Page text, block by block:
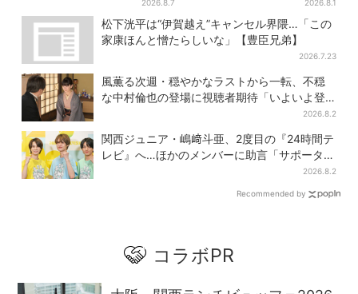
った」
2026.8.7
等黒毛和牛”の当選も
2026.8.1
松下洸平は“伊賀越え”キャンセル界隈…「この
家康ほんと憎たらしいな」【豊臣兄弟】
2026.7.23
風薫る次週・穏やかなラストから一転、不穏
な中村倫也の登場に視聴者期待「いよいよ登
2026.8.2
関西ジュニア・嶋﨑斗亜、2度目の『24時間テ
レビ』へ…ほかのメンバーに助言「サポーター
2026.8.2
Recommended by
コラボPR